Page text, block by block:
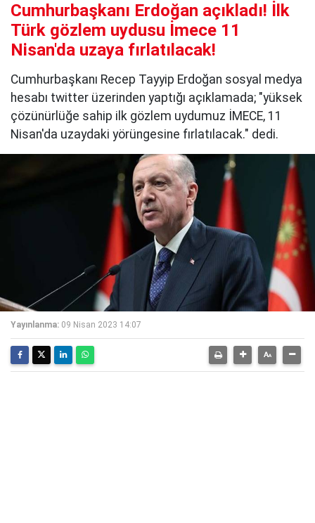
Cumhurbaşkanı Erdoğan açıkladı! İlk
Türk gözlem uydusu İmece 11
Nisan'da uzaya fırlatılacak!
Cumhurbaşkanı Recep Tayyip Erdoğan sosyal medya
hesabı twitter üzerinden yaptığı açıklamada; "yüksek
çözünürlüğe sahip ilk gözlem uydumuz İMECE, 11
Nisan'da uzaydaki yörüngesine fırlatılacak." dedi.
Yayınlanma: 09 Nisan 2023 14:07